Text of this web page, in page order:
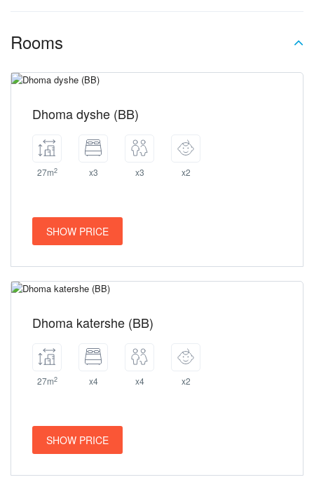
Rooms
Dhoma dyshe (BB)
27m2 x3 x3 x2
SHOW PRICE
Dhoma katershe (BB)
27m2 x4 x4 x2
SHOW PRICE